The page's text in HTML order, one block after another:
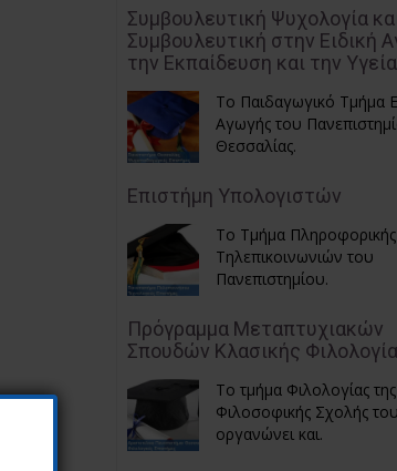
Συμβουλευτική Ψυχολογία
Συμβουλευτική στην Ειδική
την Εκπαίδευση και την Υγεία
Το Παιδαγωγικό Τμήμα
Αγωγής του
Θεσσαλίας.
Επιστήμη Υπολογιστών
Το Τμήμα Πληροφορικής
Τηλεπικοινωνιών του
Πανεπιστημίου.
Πρόγραμμα Μεταπτυχιακών
Σπουδών Κλασικής
Το τμήμα Φιλολογίας της
Φιλοσοφικής Σχολής
οργανώνει και.